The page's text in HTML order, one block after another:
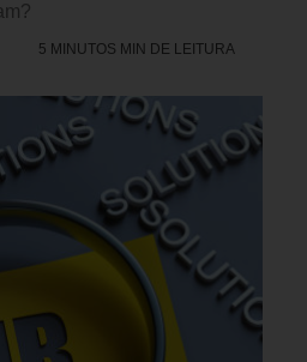
5 MINUTOS MIN DE LEITURA